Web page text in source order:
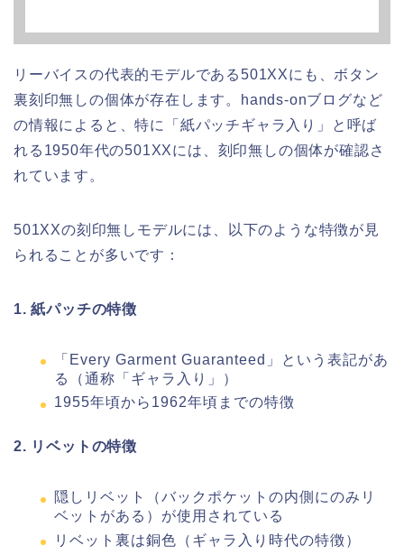
リーバイスの代表的モデルである501XXにも、ボタン
裏刻印無しの個体が存在します。hands-onブログなど
の情報によると、特に「紙パッチギャラ入り」と呼ば
れる1950年代の501XXには、刻印無しの個体が確認さ
れています。
501XXの刻印無しモデルには、以下のような特徴が見
られることが多いです：
1. 紙パッチの特徴
「Every Garment Guaranteed」という表記があ
る（通称「ギャラ入り」）
1955年頃から1962年頃までの特徴
2. リベットの特徴
隠しリベット（バックポケットの内側にのみリ
ベットがある）が使用されている
リベット裏は銅色（ギャラ入り時代の特徴）